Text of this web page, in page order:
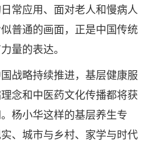
常应用、面对老人和慢病人
普通的画面，正是中国传统
量的表达。
略持续推进，基层健康服
念和中医药文化传播都将获
杨小华这样的基层养生专
、城市与乡村、家学与时代